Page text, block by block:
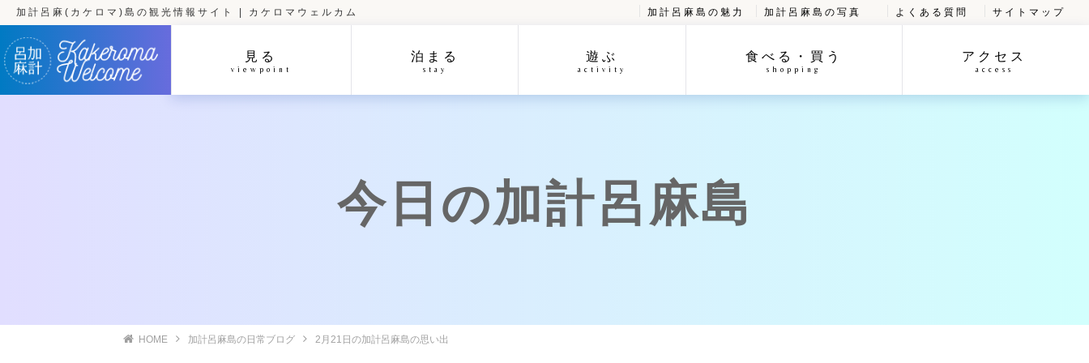
加計呂麻(カケロマ)島の観光情報サイト | カケロマウェルカム 加計呂麻島の魅力 加計呂麻島の写真 よくある質問 サイトマップ
見る
viewpoint
泊まる
stay
遊ぶ
activity
食べる・買う
shopping
アクセス
access
今日の加計呂麻島
HOME 加計呂麻島の日常ブログ 2月21日の加計呂麻島の思い出